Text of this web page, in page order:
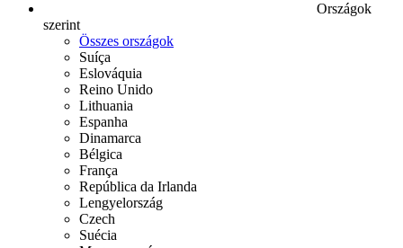
Országok
szerint
Összes országok
Suíça
Eslováquia
Reino Unido
Lithuania
Espanha
Dinamarca
Bélgica
França
República da Irlanda
Lengyelország
Czech
Suécia